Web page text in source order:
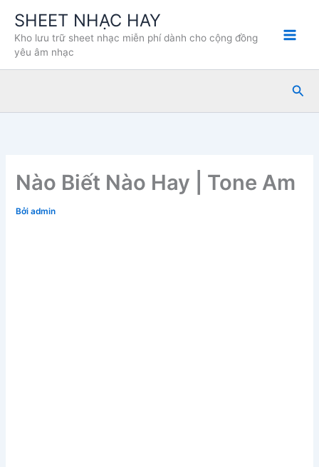
dung
SHEET NHẠC HAY
Kho lưu trữ sheet nhạc miễn phí dành cho cộng đồng
yêu âm nhạc
Tìm
Nào Biết Nào Hay | Tone Am
Bởiadmin